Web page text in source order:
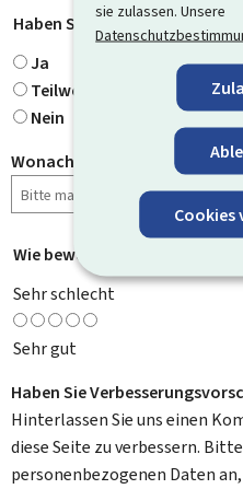
sie zulassen. Unsere
Cookies
Haben Sie gefunden, wonach
Ja
Teilweise
Nein
Wonach haben Sie gesucht?
Wie bewerten Sie diese Seite?
Sehr schlecht
Sehr gut
Haben Sie
Hinterlassen Sie uns einen
diese Seite zu verbessern.
personenbezogenen Daten